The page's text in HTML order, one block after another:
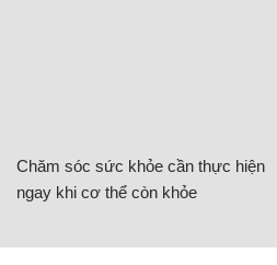
Chăm sóc sức khỏe cần thực hiện
ngay khi cơ thể còn khỏe